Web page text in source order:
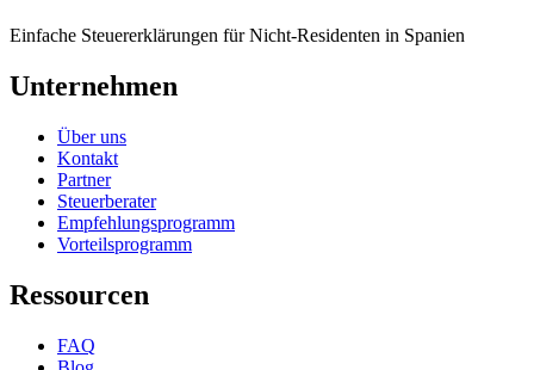
Einfache Steuererklärungen für Nicht-Residenten in Spanien
Unternehmen
Über uns
Kontakt
Partner
Steuerberater
Empfehlungsprogramm
Vorteilsprogramm
Ressourcen
FAQ